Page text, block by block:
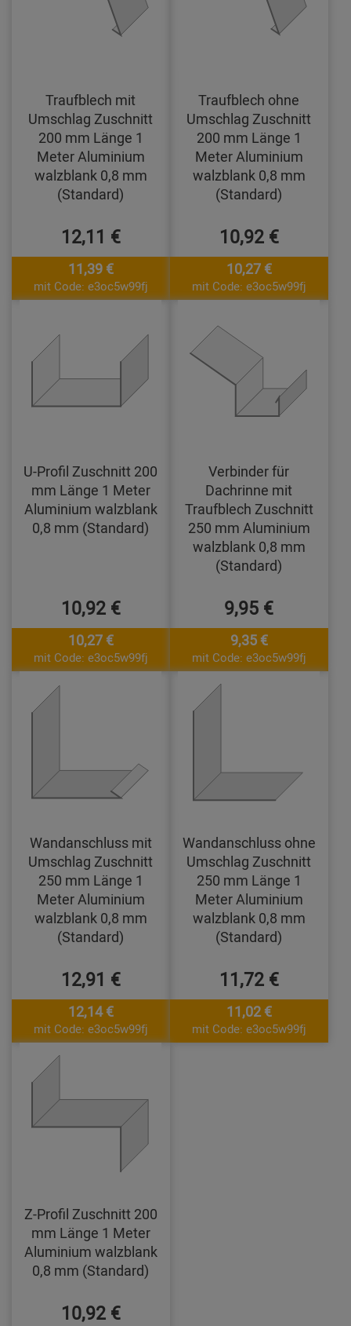
Traufblech mit
Umschlag Zuschnitt
200 mm Länge 1
Meter Aluminium
walzblank 0,8 mm
(Standard)
12,11 €
11,39 €
mit Code: e3oc5w99fj
Traufblech ohne
Umschlag Zuschnitt
200 mm Länge 1
Meter Aluminium
walzblank 0,8 mm
(Standard)
10,92 €
10,27 €
mit Code: e3oc5w99fj
U-Profil Zuschnitt 200
mm Länge 1 Meter
Aluminium walzblank
0,8 mm (Standard)
10,92 €
10,27 €
mit Code: e3oc5w99fj
Verbinder für
Dachrinne mit
Traufblech Zuschnitt
250 mm Aluminium
walzblank 0,8 mm
(Standard)
9,95 €
9,35 €
mit Code: e3oc5w99fj
Wandanschluss mit
Umschlag Zuschnitt
250 mm Länge 1
Meter Aluminium
walzblank 0,8 mm
(Standard)
12,91 €
12,14 €
mit Code: e3oc5w99fj
Wandanschluss ohne
Umschlag Zuschnitt
250 mm Länge 1
Meter Aluminium
walzblank 0,8 mm
(Standard)
11,72 €
11,02 €
mit Code: e3oc5w99fj
Z-Profil Zuschnitt 200
mm Länge 1 Meter
Aluminium walzblank
0,8 mm (Standard)
10,92 €